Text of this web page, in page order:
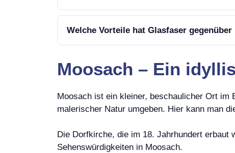
Welche Vorteile hat Glasfaser
Moosach – Ein
Moosach ist ein kleiner, beschaulicher Ort im
malerischer Natur umgeben. Hier kann man
Die Dorfkirche, die im 18. Jahrhundert
Sehenswürdigkeiten in Moosach.